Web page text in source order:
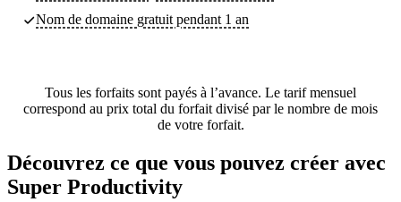
Nom de domaine gratuit pendant 1 an
Tous les forfaits sont payés à l’avance. Le tarif mensuel
correspond au prix total du forfait divisé par le nombre de mois
de votre forfait.
Découvrez ce que vous pouvez créer avec
Super Productivity